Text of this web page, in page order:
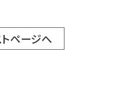
ページへ